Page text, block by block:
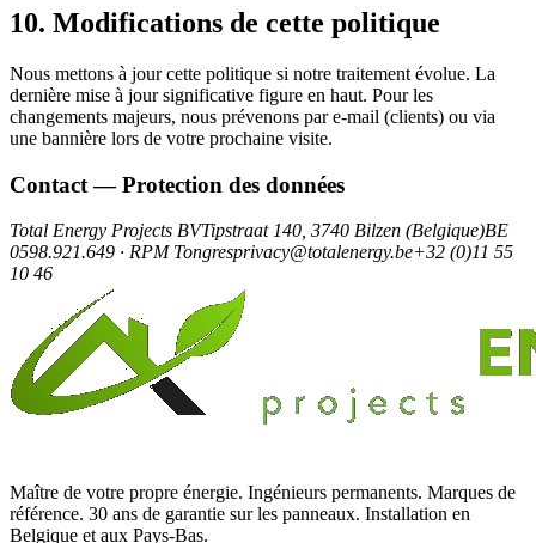
10. Modifications de cette politique
Nous mettons à jour cette politique si notre traitement évolue. La
dernière mise à jour significative figure en haut. Pour les
changements majeurs, nous prévenons par e-mail (clients) ou via
une bannière lors de votre prochaine visite.
Contact — Protection des données
Total Energy Projects BVTipstraat 140, 3740 Bilzen (Belgique)BE
0598.921.649 · RPM Tongresprivacy@totalenergy.be+32 (0)11 55
10 46
Maître de votre propre énergie. Ingénieurs permanents. Marques de
référence. 30 ans de garantie sur les panneaux. Installation en
Belgique et aux Pays-Bas.